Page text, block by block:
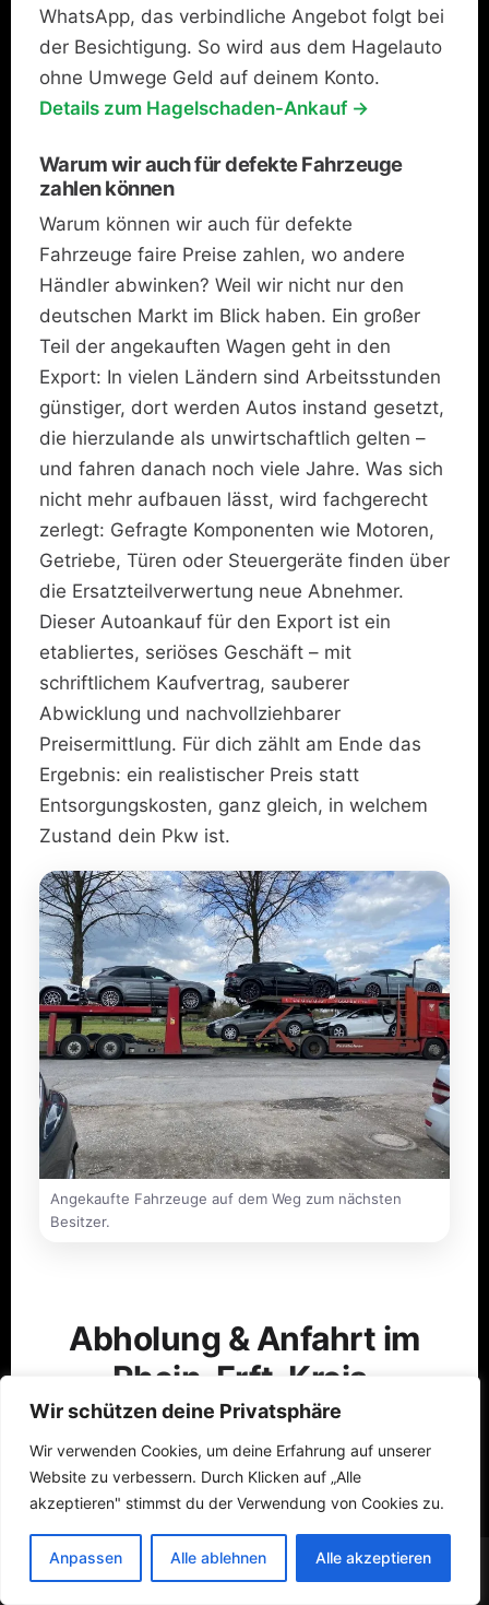
Wir schützen deine Privatsphäre
Wir verwenden Cookies, um deine Erfahrung auf unserer
Website zu verbessern. Durch Klicken auf „Alle
akzeptieren" stimmst du der Verwendung von Cookies zu.
Anpassen Alle ablehnen Alle akzeptieren
WhatsApp, das verbindliche Angebot folgt bei
der Besichtigung. So wird aus dem Hagelauto
ohne Umwege Geld auf deinem Konto.
Details zum Hagelschaden-Ankauf →
Warum wir auch für defekte Fahrzeuge
zahlen können
Warum können wir auch für defekte
Fahrzeuge faire Preise zahlen, wo andere
Händler abwinken? Weil wir nicht nur den
deutschen Markt im Blick haben. Ein großer
Teil der angekauften Wagen geht in den
Export: In vielen Ländern sind Arbeitsstunden
günstiger, dort werden Autos instand gesetzt,
die hierzulande als unwirtschaftlich gelten –
und fahren danach noch viele Jahre. Was sich
nicht mehr aufbauen lässt, wird fachgerecht
zerlegt: Gefragte Komponenten wie Motoren,
Getriebe, Türen oder Steuergeräte finden über
die Ersatzteilverwertung neue Abnehmer.
Dieser Autoankauf für den Export ist ein
etabliertes, seriöses Geschäft – mit
schriftlichem Kaufvertrag, sauberer
Abwicklung und nachvollziehbarer
Preisermittlung. Für dich zählt am Ende das
Ergebnis: ein realistischer Preis statt
Entsorgungskosten, ganz gleich, in welchem
Zustand dein Pkw ist.
Angekaufte Fahrzeuge auf dem Weg zum nächsten
Besitzer.
Abholung & Anfahrt im
Rhein-Erft-Kreis.
Der Rhein-Erft-Kreis ist für uns logistisch ideal
zu erreichen. Die A61 führt durch Bergheim
Frechen – am Autobahnkreuz Kerpen treffen
Anfrage senden WhatsApp